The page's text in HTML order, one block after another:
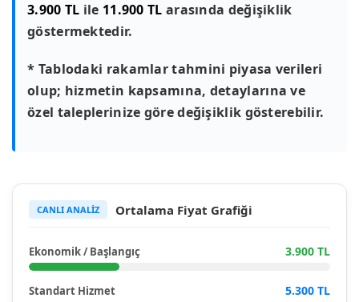
3.900 TL ile 11.900 TL arasında değişiklik
göstermektedir.
* Tablodaki rakamlar tahmini piyasa verileri
olup; hizmetin kapsamına, detaylarına ve
özel taleplerinize göre değişiklik gösterebilir.
CANLI ANALİZ Ortalama Fiyat Grafiği
Ekonomik / Başlangıç 3.900 TL
Standart Hizmet 5.300 TL